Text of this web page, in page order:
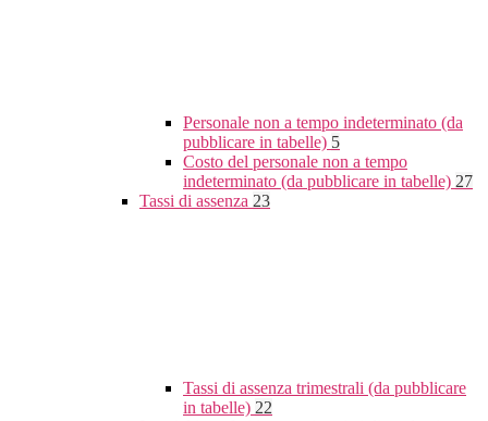
Personale non a tempo indeterminato (da
pubblicare in tabelle) 5
Costo del personale non a tempo
indeterminato (da pubblicare in tabelle) 27
Tassi di assenza 23
Tassi di assenza trimestrali (da pubblicare
in tabelle) 22